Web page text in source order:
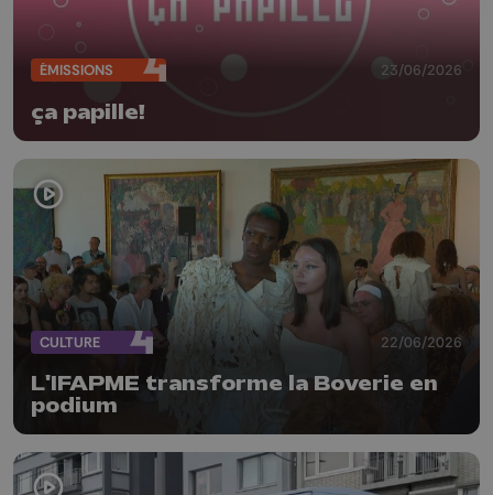
ÉMISSIONS 23/06/2026
ça papille!
CULTURE 22/06/2026
L'IFAPME transforme la Boverie en
podium